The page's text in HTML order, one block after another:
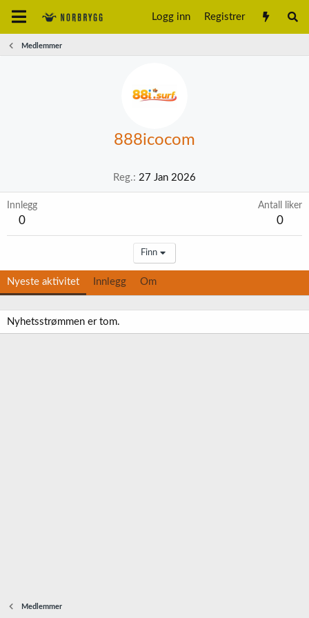
Logg inn Registrer
Medlemmer
888icocom
Reg. 27 Jan 2026
Innlegg
0
Antall liker
0
Finn
Nyeste aktivitet Innlegg Om
Nyhetsstrømmen er tom.
Medlemmer